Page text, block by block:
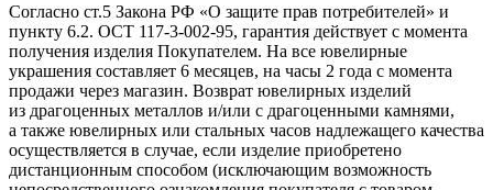
Согласно ст.5 Закона РФ «О защите прав потребителей» и
пункту 6.2. ОСТ 117-3-002-95, гарантия действует с момента
получения изделия Покупателем. На все ювелирные
украшения составляет 6 месяцев, на часы 2 года с момента
продажи через магазин. Возврат ювелирных изделий
из драгоценных металлов и/или с драгоценными камнями,
а также ювелирных или стальных часов надлежащего качества
осуществляется в случае, если изделие приобретено
дистанционным способом (исключающим возможность